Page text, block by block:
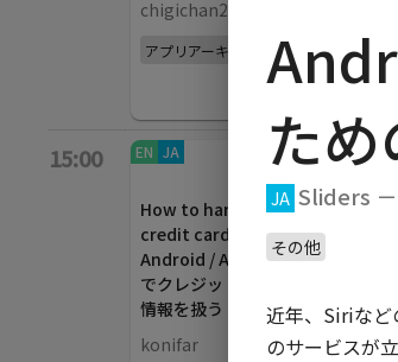
chigichan24
アプリアーキテクチャ
15:00 EN JA App bars /
How to handle the
credit card data on
Android / Android
でクレジットカード
情報を扱う
konifar
JA
MDCの
学ぶ 表
Android
Jetpack
た
JA Sliders
その他
近年、Siriなど
のサービスが